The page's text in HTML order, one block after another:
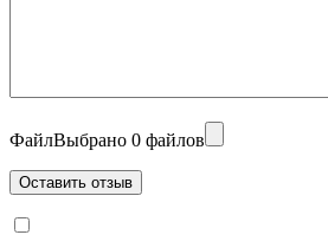
ФайлВыбрано 0 файлов